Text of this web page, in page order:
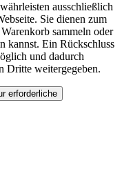
ausschließlich
Sie dienen zum
sammeln oder
kannst. Ein Rückschluss
und dadurch
Dritte weitergegeben.
erforderliche